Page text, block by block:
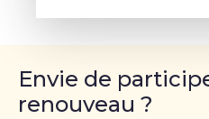
Envie de
renouveau ?